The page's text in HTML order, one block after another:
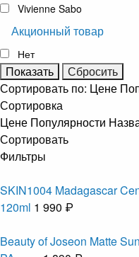
Vivienne Sabo
Акционный товар
Нет
Сортировать по: Цене
Сортировка
Цене Популярности
Сортировать
Фильтры
SKIN1004 Madagascar
120ml 1 990 ₽
Beauty of Joseon Matte